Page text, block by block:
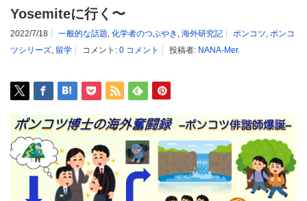
Yosemiteに行く〜
2022/7/18 一般的な話題, 化学者のつぶやき , 海外研究記 ポンコツ, ポンコ
ツシリーズ, 留学 コメント: 0 コメント 投稿者: NANA-Mer.